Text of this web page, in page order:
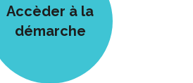
Accèder à la
démarche